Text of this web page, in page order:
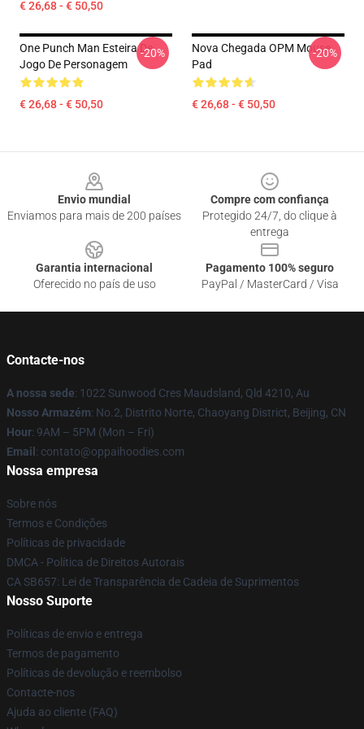
€ 26,68 - € 50,50
One Punch Man Esteira De
Jogo De Personagem
€ 26,68 - € 50,50
-20%
Nova Chegada OPM Mouse
Pad
€ 26,68 - € 50,50
-20%
Envio mundial
Enviamos para mais de 200 países
Compre com confiança
Protegido 24/7, do clique à
entrega
Garantia internacional
Oferecido no país de uso
Pagamento 100% seguro
PayPal / MasterCard / Visa
Contacte-nos
A nossa sede: 1022 Sunwood Cres Maudsland, Qld 4210, Au
Nosso Armazém: No.2, Distrito Norte, Chaoyang District, Beijing, CN
Hour: 9AM – 5PM (Mon – Fri)
Email : contato@oppaihoodies.com
Nossa empresa
Sobre nós
Termos e Condições
Políticas de privacidade
DMCA - Política de Direitos Autorais
CA SB657: Lei de Transparência de Cadeia de Suprimentos
Nosso Suporte
Políticas de envio e entrega
Termos de pagamento
Políticas de devolução e reembolso
Contacte-nos
Ajuda ao cliente (FAQ)